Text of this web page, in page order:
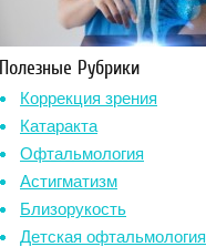
Полезные Рубрики
Коррекция зрения
Катаракта
Офтальмология
Астигматизм
Близорукость
Детская офтальмология